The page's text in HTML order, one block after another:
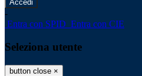
-
Entra con SPID Entra con CIE
Seleziona utente
button close ×